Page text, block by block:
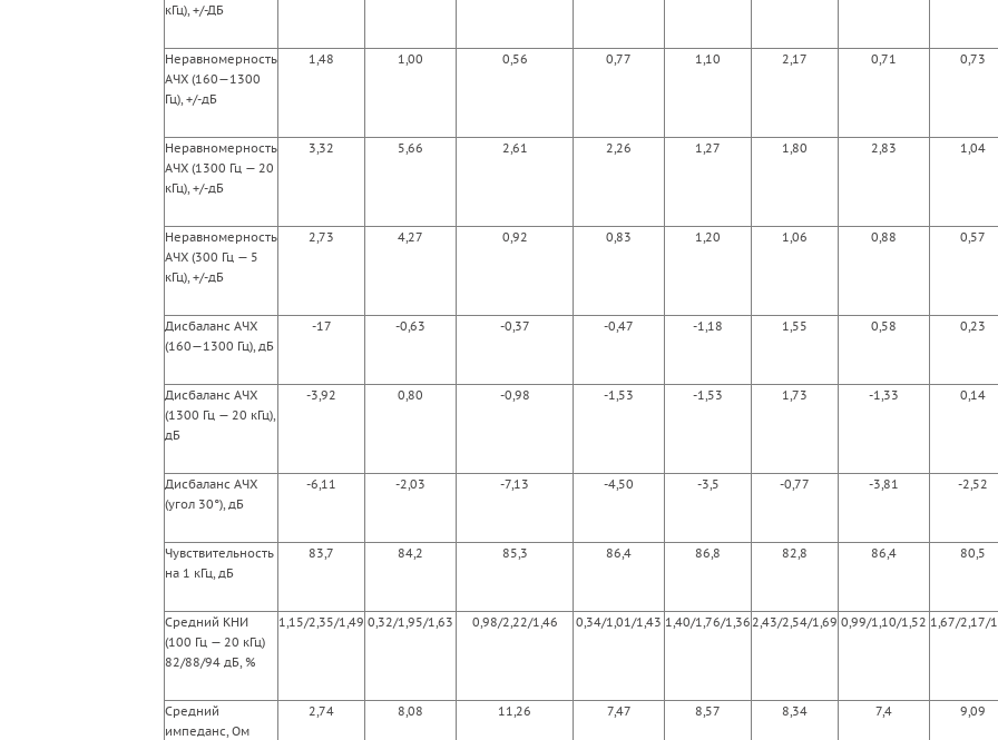
кГц), +/-ДБ
Неравномерность
АЧХ (160—1300
Гц), +/-дБ
1,48 1,00 0,56 0,77 1,10 2,17 0,71 0,73
Неравномерность
АЧХ (1300 Гц — 20
кГц), +/-дБ
3,32 5,66 2,61 2,26 1,27 1,80 2,83 1,04
Неравномерность
АЧХ (300 Гц — 5
кГц), +/-дБ
2,73 4,27 0,92 0,83 1,20 1,06 0,88 0,57
Дисбаланс АЧХ
(160—1300 Гц), дБ
-17 -0,63 -0,37 -0,47 -1,18 1,55 0,58 0,23
Дисбаланс АЧХ
(1300 Гц — 20 кГц),
дБ
-3,92 0,80 -0,98 -1,53 -1,53 1,73 -1,33 0,14
Дисбаланс АЧХ
(угол 30°), дБ
-6,11 -2,03 -7,13 -4,50 -3,5 -0,77 -3,81 -2,52
Чувствительность
на 1 кГц, дБ
83,7 84,2 85,3 86,4 86,8 82,8 86,4 80,5
Средний КНИ
(100 Гц — 20 кГц)
82/88/94 дБ, %
1,15/2,35/1,49 0,32/1,95/1,63 0,98/2,22/1,46 0,34/1,01/1,43 1,40/1,76/1,362,43/2,54/1,69 0,99/1,10/1,52 1,67/2,17/
Средний
импеданс, Ом
2,74 8,08 11,26 7,47 8,57 8,34 7,4 9,09